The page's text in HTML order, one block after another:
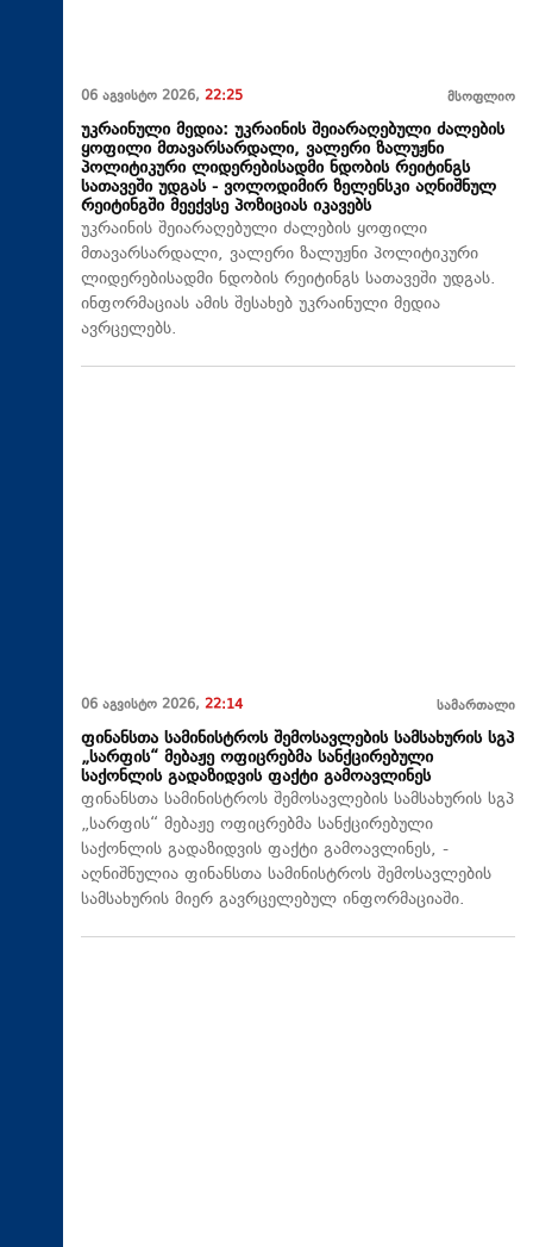
06 აგვისტო 2026, 22:25 მსოფლიო
უკრაინული მედია: უკრაინის შეიარაღებული ძალების
ყოფილი მთავარსარდალი, ვალერი ზალუჟნი
პოლიტიკური ლიდერებისადმი ნდობის რეიტინგს
სათავეში უდგას - ვოლოდიმირ ზელენსკი აღნიშნულ
რეიტინგში მეექვსე პოზიციას იკავებს
უკრაინის შეიარაღებული ძალების ყოფილი
მთავარსარდალი, ვალერი ზალუჟნი პოლიტიკური
ლიდერებისადმი ნდობის რეიტინგს სათავეში უდგას.
ინფორმაციას ამის შესახებ უკრაინული მედია
ავრცელებს.
06 აგვისტო 2026, 22:14 სამართალი
ფინანსთა სამინისტროს შემოსავლების სამსახურის სგპ
„სარფის“ მებაჟე ოფიცრებმა სანქცირებული
საქონლის გადაზიდვის ფაქტი გამოავლინეს
ფინანსთა სამინისტროს შემოსავლების სამსახურის სგპ
„სარფის“ მებაჟე ოფიცრებმა სანქცირებული
საქონლის გადაზიდვის ფაქტი გამოავლინეს, -
აღნიშნულია ფინანსთა სამინისტროს შემოსავლების
სამსახურის მიერ გავრცელებულ ინფორმაციაში.